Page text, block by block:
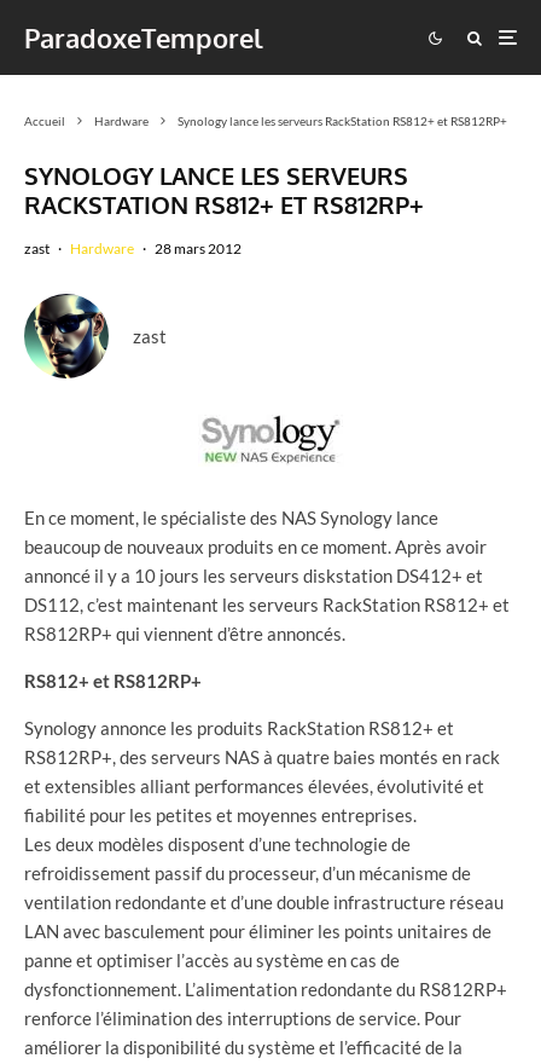
ParadoxeTemporel
Accueil Hardware Synology lance les serveurs RackStation RS812+ et RS812RP+
SYNOLOGY LANCE LES SERVEURS
RACKSTATION RS812+ ET RS812RP+
zast · Hardware · 28 mars 2012
zast
En ce moment, le spécialiste des NAS Synology lance
beaucoup de nouveaux produits en ce moment. Après avoir
annoncé il y a 10 jours les serveurs diskstation DS412+ et
DS112, c’est maintenant les serveurs RackStation RS812+ et
RS812RP+ qui viennent d’être annoncés.
RS812+ et RS812RP+
Synology annonce les produits RackStation RS812+ et
RS812RP+, des serveurs NAS à quatre baies montés en rack
et extensibles alliant performances élevées, évolutivité et
fiabilité pour les petites et moyennes entreprises.
Les deux modèles disposent d’une technologie de
refroidissement passif du processeur, d’un mécanisme de
ventilation redondante et d’une double infrastructure réseau
LAN avec basculement pour éliminer les points unitaires de
panne et optimiser l’accès au système en cas de
dysfonctionnement. L’alimentation redondante du RS812RP+
renforce l’élimination des interruptions de service. Pour
améliorer la disponibilité du système et l’efficacité de la